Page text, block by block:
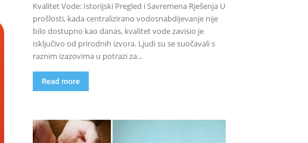
Kvalitet Vode: Istorijski Pregled i Savremena Rješenja U
prošlosti, kada centralizirano vodosnabdijevanje nije
bilo dostupno kao danas, kvalitet vode zavisio je
isključivo od prirodnih izvora. Ljudi su se suočavali s
raznim izazovima u potrazi za...
Read more